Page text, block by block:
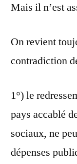
Mais il n’est
On revient
contradiction
1°) le
pays accablé
sociaux, ne
dépenses